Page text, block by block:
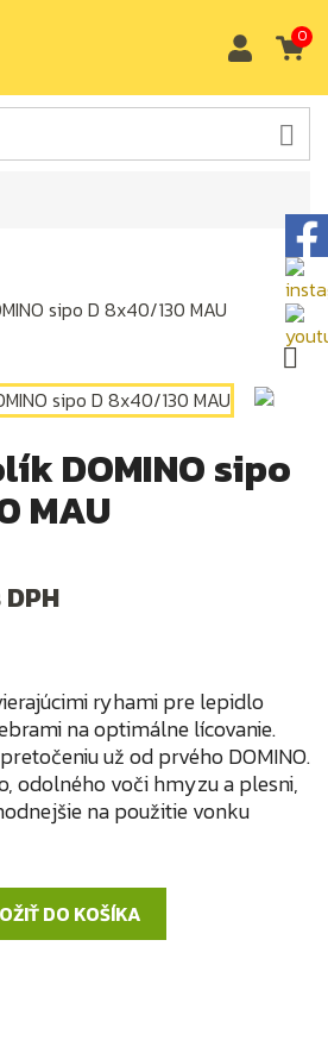

0

DOMINO sipo
MAU
DPH
ryhami pre lepidlo
na optimálne lícovanie.
už od prvého DOMINO.
odolného voči hmyzu a plesni,
na použitie vonku
DO KOŠÍKA